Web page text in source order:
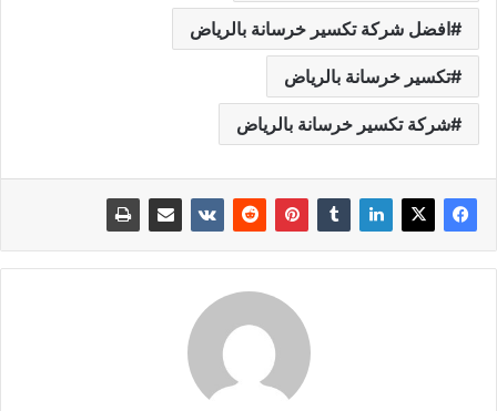
افضل شركة تكسير خرسانة بالرياض
تكسير خرسانة بالرياض
شركة تكسير خرسانة بالرياض